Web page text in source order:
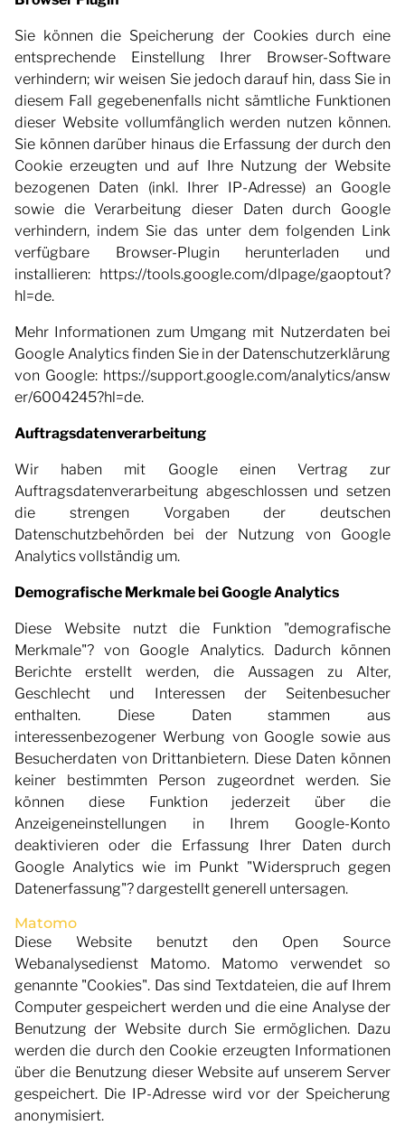
Sie können die Speicherung der Cookies durch eine
entsprechende Einstellung Ihrer Browser-Software
verhindern; wir weisen Sie jedoch darauf hin, dass Sie in
diesem Fall gegebenenfalls nicht sämtliche Funktionen
dieser Website vollumfänglich werden nutzen können.
Sie können darüber hinaus die Erfassung der durch den
Cookie erzeugten und auf Ihre Nutzung der Website
bezogenen Daten (inkl. Ihrer IP-Adresse) an Google
sowie die Verarbeitung dieser Daten durch Google
verhindern, indem Sie das unter dem folgenden Link
verfügbare Browser-Plugin herunterladen und
installieren: https://tools.google.com/dlpage/gaoptout?
hl=de.
Mehr Informationen zum Umgang mit Nutzerdaten bei
Google Analytics finden Sie in der Datenschutzerklärung
von Google: https://support.google.com/analytics/answ
er/6004245?hl=de.
Auftragsdatenverarbeitung
Wir haben mit Google einen Vertrag zur
Auftragsdatenverarbeitung abgeschlossen und setzen
die strengen Vorgaben der deutschen
Datenschutzbehörden bei der Nutzung von Google
Analytics vollständig um.
Demografische Merkmale bei Google Analytics
Diese Website nutzt die Funktion "demografische
Merkmale"? von Google Analytics. Dadurch können
Berichte erstellt werden, die Aussagen zu Alter,
Geschlecht und Interessen der Seitenbesucher
enthalten. Diese Daten stammen aus
interessenbezogener Werbung von Google sowie aus
Besucherdaten von Drittanbietern. Diese Daten können
keiner bestimmten Person zugeordnet werden. Sie
können diese Funktion jederzeit über die
Anzeigeneinstellungen in Ihrem Google-Konto
deaktivieren oder die Erfassung Ihrer Daten durch
Google Analytics wie im Punkt "Widerspruch gegen
Datenerfassung"? dargestellt generell untersagen.
Matomo
Diese Website benutzt den Open Source
Webanalysedienst Matomo. Matomo verwendet so
genannte "Cookies". Das sind Textdateien, die auf Ihrem
Computer gespeichert werden und die eine Analyse der
Benutzung der Website durch Sie ermöglichen. Dazu
werden die durch den Cookie erzeugten Informationen
über die Benutzung dieser Website auf unserem Server
gespeichert. Die IP-Adresse wird vor der Speicherung
anonymisiert.